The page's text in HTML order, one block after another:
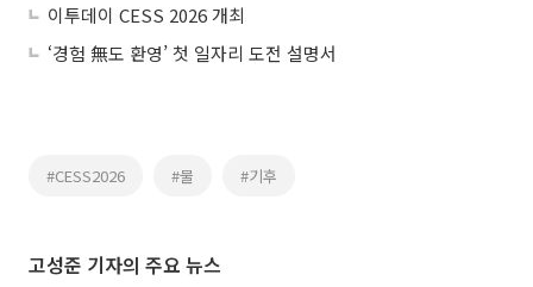
이투데이 CESS 2026 개최
‘경험 無도 환영’ 첫 일자리 도전 설명서
#CESS2026 #물 #기후
고성준 기자의 주요 뉴스